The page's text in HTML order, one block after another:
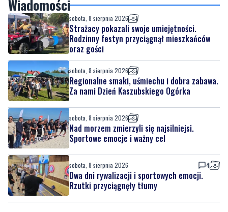
Wiadomości
sobota, 8 sierpnia 2026
Strażacy pokazali swoje umiejętności.
Rodzinny festyn przyciągnął mieszkańców
oraz gości
sobota, 8 sierpnia 2026
Regionalne smaki, uśmiechu i dobra zabawa.
Za nami Dzień Kaszubskiego Ogórka
sobota, 8 sierpnia 2026
Nad morzem zmierzyli się najsilniejsi.
Sportowe emocje i ważny cel
sobota, 8 sierpnia 2026 4
Dwa dni rywalizacji i sportowych emocji.
Rzutki przyciągnęły tłumy